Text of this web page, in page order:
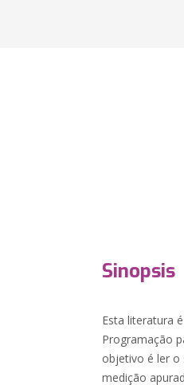
Sinopsis
Esta literatura
Programação
objetivo é ler o
medição